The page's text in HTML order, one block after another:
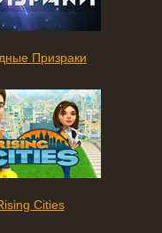
Призраки
Cities